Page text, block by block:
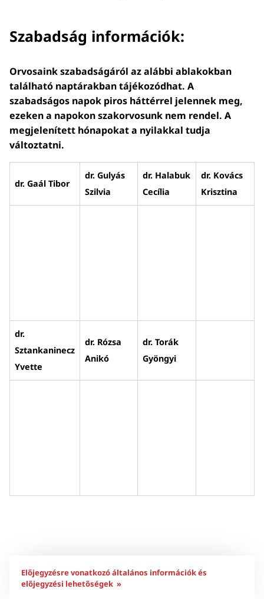
Szabadság információk:
Orvosaink szabadságáról az alábbi ablakokban
található naptárakban tájékozódhat. A
szabadságos napok piros háttérrel jelennek meg,
ezeken a napokon szakorvosunk nem rendel. A
megjelenített hónapokat a nyilakkal tudja
változtatni.
dr. Gaál Tibor
dr. Gulyás
Szilvia
dr. Halabuk
Cecília
dr. Kovács
Krisztina
dr.
Sztankaninecz
Yvette
dr. Rózsa
Anikó
dr. Torák
Gyöngyi
Előjegyzésre vonatkozó általános információk és
előjegyzési lehetőségek »